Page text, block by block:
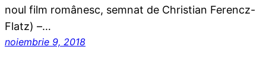
noul film românesc, semnat de Christian Ferencz-
Flatz) –…
noiembrie 9, 2018